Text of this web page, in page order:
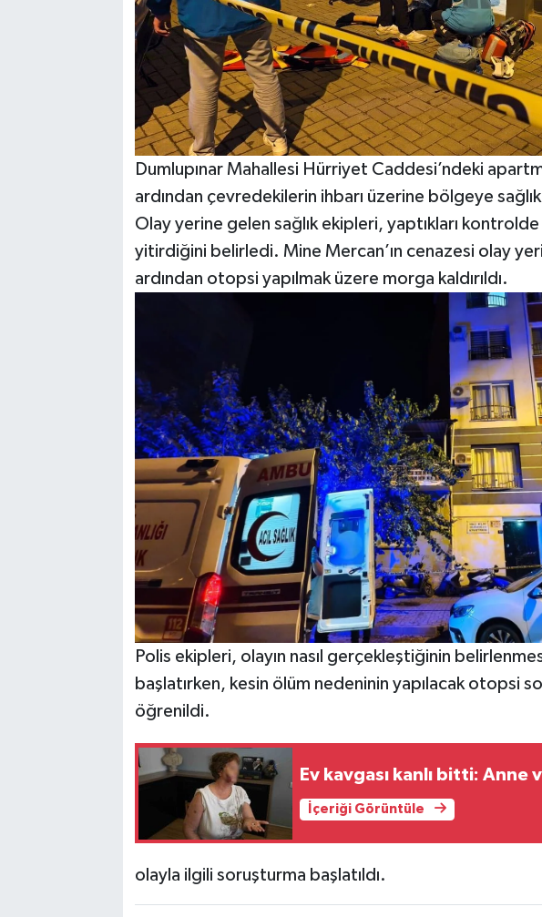
Dumlupınar Mahallesi Hürriyet Caddesi’ndeki
ardından çevredekilerin ihbarı üzerine bölgeye
Olay yerine gelen sağlık ekipleri, yaptıkları kontrolde
yitirdiğini belirledi. Mine Mercan’ın cenazesi olay
ardından otopsi yapılmak üzere morga kaldırıldı.
Polis ekipleri, olayın nasıl gerçekleştiğinin
başlatırken, kesin ölüm nedeninin yapılacak otopsi
öğrenildi.
Ev kavgası kanlı bitti: Anne
İçeriği Görüntüle
olayla ilgili soruşturma başlatıldı.